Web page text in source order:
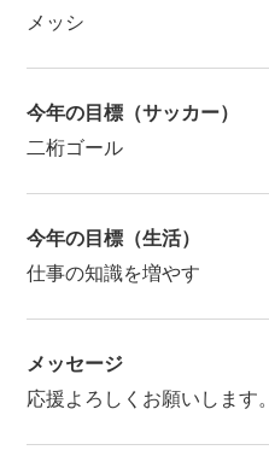
メッシ
今年の目標（サッカー）
二桁ゴール
今年の目標（生活）
仕事の知識を増やす
メッセージ
応援よろしくお願いします。